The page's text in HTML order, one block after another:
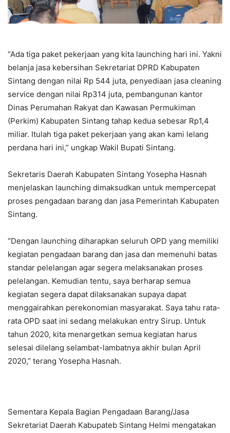
“Ada tiga paket pekerjaan yang kita launching hari ini. Yakni
belanja jasa kebersihan Sekretariat DPRD Kabupaten
Sintang dengan nilai Rp 544 juta, penyediaan jasa cleaning
service dengan nilai Rp314 juta, pembangunan kantor
Dinas Perumahan Rakyat dan Kawasan Permukiman
(Perkim) Kabupaten Sintang tahap kedua sebesar Rp1,4
miliar. Itulah tiga paket pekerjaan yang akan kami lelang
perdana hari ini,” ungkap Wakil Bupati Sintang.
Sekretaris Daerah Kabupaten Sintang Yosepha Hasnah
menjelaskan launching dimaksudkan untuk mempercepat
proses pengadaan barang dan jasa Pemerintah Kabupaten
Sintang.
“Dengan launching diharapkan seluruh OPD yang memiliki
kegiatan pengadaan barang dan jasa dan memenuhi batas
standar pelelangan agar segera melaksanakan proses
pelelangan. Kemudian tentu, saya berharap semua
kegiatan segera dapat dilaksanakan supaya dapat
menggairahkan perekonomian masyarakat. Saya tahu rata-
rata OPD saat ini sedang melakukan entry Sirup. Untuk
tahun 2020, kita menargetkan semua kegiatan harus
selesai dilelang selambat-lambatnya akhir bulan April
2020,” terang Yosepha Hasnah.
Sementara Kepala Bagian Pengadaan Barang/Jasa
Sekretariat Daerah Kabupateb Sintang Helmi mengatakan